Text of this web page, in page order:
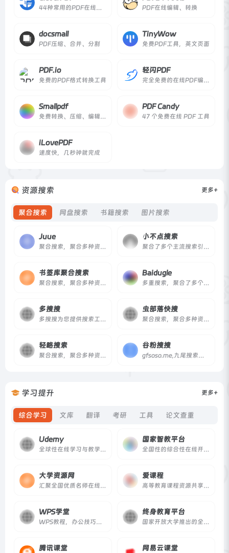
44种常用的PDF在线工具 PDF在线编辑、转换
docsmall
PDF压缩、合并、分割
TinyWow
免费PDF工具，英文页面
PDF.io
免费的PDF格式转换工具
轻闪PDF
完全免费的在线PDF编辑器
Smallpdf
免费转换、压缩、编辑PDF文档
PDF Candy
47 个免费在线 PDF 工具
iLovePDF
速度快，几秒钟就完成
资源搜索
聚合搜索 网盘搜索 书籍搜索 图片搜索
更多+
Juue
聚合搜索，聚合多种资源的搜索引擎。
小不点搜索
聚合了多个主流搜索引擎，只提供正规网站索引。
书签库聚合搜索
聚合搜索，聚合多种资源的搜索引擎。
Baidugle
多重搜索，聚合了多个主流搜索引擎。
多搜搜
多搜搜为您提供搜索工具聚合...
虫部落快搜
聚合搜索，聚合多种资源的搜索引擎。
轻略搜索
聚合搜索，聚合多种资源的搜索引擎。
谷粉搜搜
gfsoso.me,九尾搜索：由谷粉搜搜团队开发，主要提供网页、学术文献、图片搜索，致力于打造一个有用，干净的搜索引擎。
学习提升
综合学习 文库 翻译 考研 工具 论文查重
更多+
Udemy
全球性在线学习与教学平台，超20余万门课程
国家智教平台
全国性的综合性在线开放课程平台
大学资源网
汇聚全国优质名师在线视频教学课程资源
爱课程
高等教育课程资源共享平台
WPS学堂
WPS教程，办公技巧学习！
终身教育平台
国家开放大学推出的全民终身教育平台
腾讯课堂 网易云课堂